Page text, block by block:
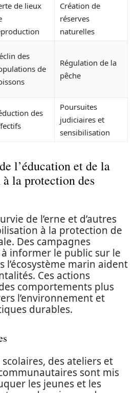
de lieux
Création de
réserves
naturelles
des
de
Régulation de la
pêche
des
Poursuites
judiciaires et
sensibilisation
l’éducation et de la
la protection des
de l’erne et d’autres
à la protection de
Des campagnes
informer le public sur le
l’écosystème marin aident
Ces actions
comportements plus
l’environnement et
durables.
des ateliers et
sont mis
les jeunes et les